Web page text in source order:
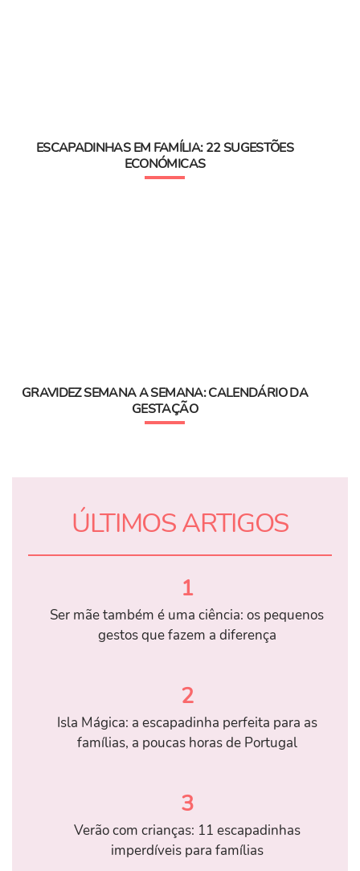
ESCAPADINHAS EM FAMÍLIA: 22 SUGESTÕES
ECONÓMICAS
GRAVIDEZ SEMANA A SEMANA: CALENDÁRIO DA
GESTAÇÃO
ÚLTIMOS ARTIGOS
1
Ser mãe também é uma ciência: os pequenos
gestos que fazem a diferença
2
Isla Mágica: a escapadinha perfeita para as
famílias, a poucas horas de Portugal
3
Verão com crianças: 11 escapadinhas
imperdíveis para famílias